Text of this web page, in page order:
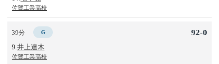
佐賀工業高校
39分 G
9. 井上達木
佐賀工業高校
92-0